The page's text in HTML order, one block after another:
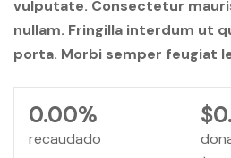
vulputate. Consectetur
nullam. Fringilla interdum ut
porta. Morbi semper feugiat
0.00%
recaudado